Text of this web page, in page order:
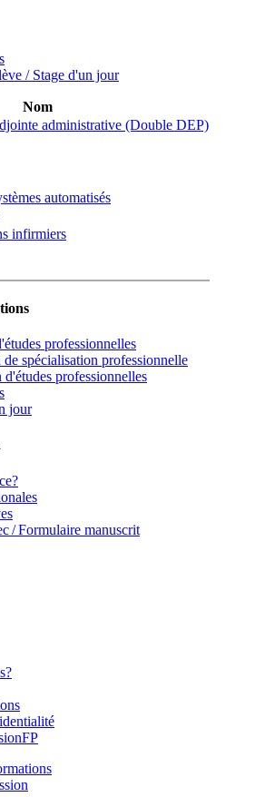
/ Stage d'un jour
Nom
administrative (Double DEP)
automatisés
infirmiers
professionnelles
spécialisation professionnelle
professionnelles
jour
/ Formulaire manuscrit